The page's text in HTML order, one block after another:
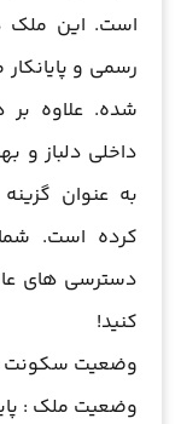
است. این ملک
رسمی و
شده. علاوه بر
داخلی دلباز و
به عنوان
کرده است.
دسترسی های
کنید!
وضعیت سکونت :
وضعیت ملک :